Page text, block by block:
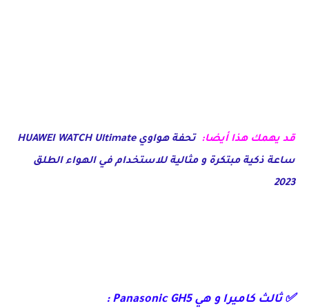
قد يهمك هذا أيضا:
تحفة هواوي HUAWEI WATCH Ultimate
ساعة ذكية مبتكرة و مثالية للاستخدام في الهواء الطلق
2023
✅ ثالث كاميرا و هي Panasonic GH5 :